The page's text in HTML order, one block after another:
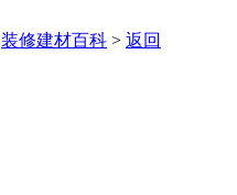
装修建材百科 > 返回